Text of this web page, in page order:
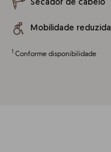
Secador de cabelo
Mobilidade reduzida
1 Conforme disponibilidade